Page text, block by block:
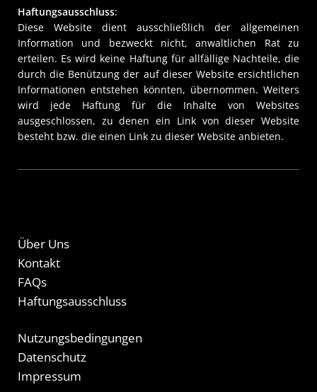
Haftungsausschluss:
Diese Website dient ausschließlich der allgemeinen
Information und bezweckt nicht, anwaltlichen Rat zu
erteilen. Es wird keine Haftung für allfällige Nachteile, die
durch die Benützung der auf dieser Website ersichtlichen
Informationen entstehen könnten, übernommen. Weiters
wird jede Haftung für die Inhalte von Websites
ausgeschlossen, zu denen ein Link von dieser Website
besteht bzw. die einen Link zu dieser Website anbieten.
Über Uns
Kontakt
FAQs
Haftungsausschluss
Nutzungsbedingungen
Datenschutz
Impressum